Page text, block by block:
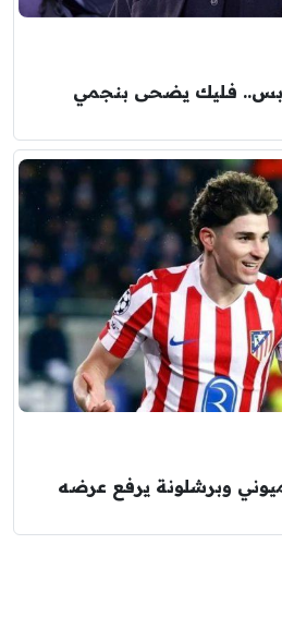
فليك يضحى بنجمي
وبرشلونة يرفع عرضه